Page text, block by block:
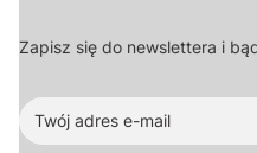
Zapisz się do newslettera i